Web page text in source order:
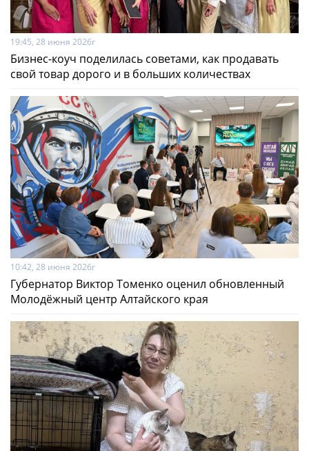
19:45, 28 июня 2026г
Бизнес-коуч поделилась советами, как продавать
свой товар дорого и в больших количествах
10:42, 28 июня 2026г
Губернатор Виктор Томенко оценил обновленный
Молодёжный центр Алтайского края